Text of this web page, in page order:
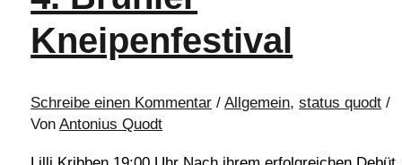
Kneipenfestival
Schreibe einen Kommentar /Allgemein,status quodt /
VonAntonius Quodt